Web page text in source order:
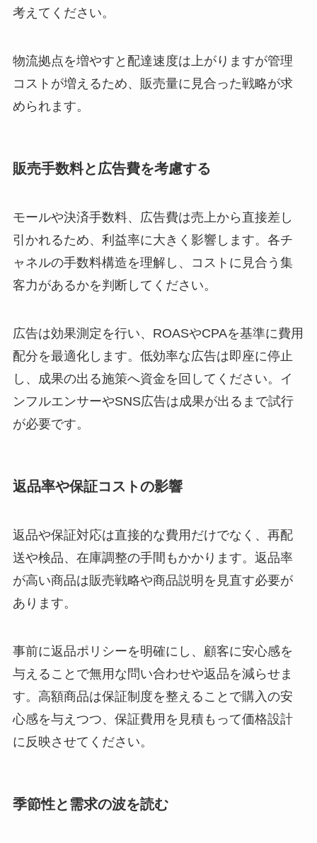
考えてください。
物流拠点を増やすと配達速度は上がりますが管理
コストが増えるため、販売量に見合った戦略が求
められます。
販売手数料と広告費を考慮する
モールや決済手数料、広告費は売上から直接差し
引かれるため、利益率に大きく影響します。各チ
ャネルの手数料構造を理解し、コストに見合う集
客力があるかを判断してください。
広告は効果測定を行い、ROASやCPAを基準に費用
配分を最適化します。低効率な広告は即座に停止
し、成果の出る施策へ資金を回してください。イ
ンフルエンサーやSNS広告は成果が出るまで試行
が必要です。
返品率や保証コストの影響
返品や保証対応は直接的な費用だけでなく、再配
送や検品、在庫調整の手間もかかります。返品率
が高い商品は販売戦略や商品説明を見直す必要が
あります。
事前に返品ポリシーを明確にし、顧客に安心感を
与えることで無用な問い合わせや返品を減らせま
す。高額商品は保証制度を整えることで購入の安
心感を与えつつ、保証費用を見積もって価格設計
に反映させてください。
季節性と需求の波を読む